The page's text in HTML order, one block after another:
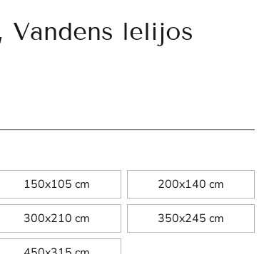
Vandens lelijos
150x105 cm 200x140 cm
300x210 cm 350x245 cm